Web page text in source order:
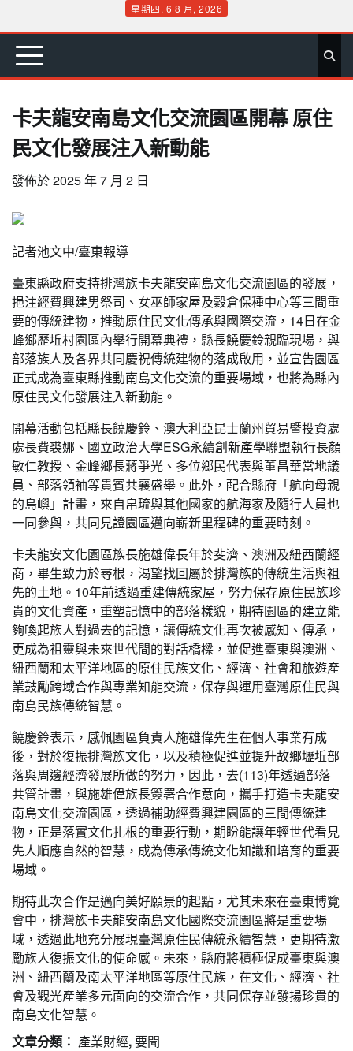
content
星期四, 6 8 月, 2026
首 要 娛 生 社 文 公 運 旅 政 地 專
卡夫龍安南島文化交流園區開幕 原住
民文化發展注入新動能
發佈於2025 年 7 月 2 日
記者池文中/臺東報導
臺東縣政府支持排灣族卡夫龍安南島文化交流園區的發展，
挹注經費興建男祭司、女巫師家屋及穀倉保種中心等三間重
要的傳統建物，推動原住民文化傳承與國際交流，14日在金
峰鄉歷坵村園區內舉行開幕典禮，縣長饒慶鈴親臨現場，與
部落族人及各界共同慶祝傳統建物的落成啟用，並宣告園區
正式成為臺東縣推動南島文化交流的重要場域，也將為縣內
原住民文化發展注入新動能。
開幕活動包括縣長饒慶鈴、澳大利亞昆士蘭州貿易暨投資處
處長費裘娜、國立政治大學ESG永續創新產學聯盟執行長顏
敏仁教授、金峰鄉長蔣爭光、多位鄉民代表與董昌華當地議
員、部落領袖等貴賓共襄盛舉。此外，配合縣府「航向母親
的島嶼」計畫，來自帛琉與其他國家的航海家及隨行人員也
一同參與，共同見證園區邁向嶄新里程碑的重要時刻。
卡夫龍安文化園區族長施雄偉長年於斐濟、澳洲及紐西蘭經
商，畢生致力於尋根，渴望找回屬於排灣族的傳統生活與祖
先的土地。10年前透過重建傳統家屋，努力保存原住民族珍
貴的文化資產，重塑記憶中的部落樣貌，期待園區的建立能
夠喚起族人對過去的記憶，讓傳統文化再次被感知、傳承，
更成為祖靈與未來世代間的對話橋樑，並促進臺東與澳洲、
紐西蘭和太平洋地區的原住民族文化、經濟、社會和旅遊產
業鼓勵跨域合作與專業知能交流，保存與運用臺灣原住民與
南島民族傳統智慧。
饒慶鈴表示，感佩園區負責人施雄偉先生在個人事業有成
後，對於復振排灣族文化，以及積極促進並提升故鄉壢坵部
落與周邊經濟發展所做的努力，因此，去(113)年透過部落
共管計畫，與施雄偉族長簽署合作意向，攜手打造卡夫龍安
南島文化交流園區，透過補助經費興建園區的三間傳統建
物，正是落實文化扎根的重要行動，期盼能讓年輕世代看見
先人順應自然的智慧，成為傳承傳統文化知識和培育的重要
場域。
期待此次合作是邁向美好願景的起點，尤其未來在臺東博覽
會中，排灣族卡夫龍安南島文化國際交流園區將是重要場
域，透過此地充分展現臺灣原住民傳統永續智慧，更期待激
勵族人復振文化的使命感。未來，縣府將積極促成臺東與澳
洲、紐西蘭及南太平洋地區等原住民族，在文化、經濟、社
會及觀光產業多元面向的交流合作，共同保存並發揚珍貴的
南島文化智慧。
文章分類： 產業財經,要聞